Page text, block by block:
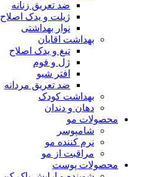
ضد تعریق زنانه
ژیلت و یدک اصلاح
نوار بهداشتی
بهداشت اقایان
تیغ و یدک اصلاح
ژل و فوم
افتر شیو
ضد تعریق مردانه
بهداشت کودک
دهان و دندان
محصولات مو
شامپوسر
نرم کننده مو
مراقبت از مو
محصولات پوست